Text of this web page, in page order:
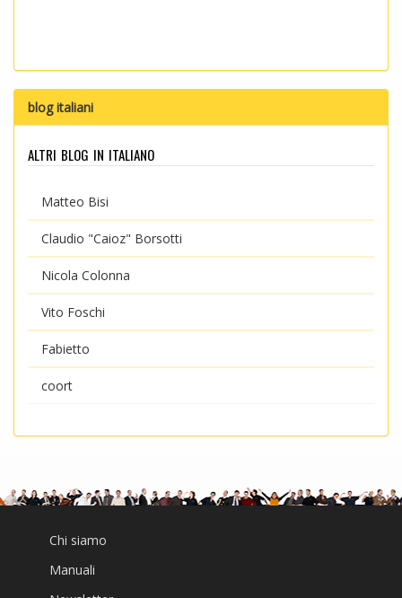
blog italiani
altri blog in italiano
Matteo Bisi
Claudio "Caioz" Borsotti
Nicola Colonna
Vito Foschi
Fabietto
coort
Chi siamo
Manuali